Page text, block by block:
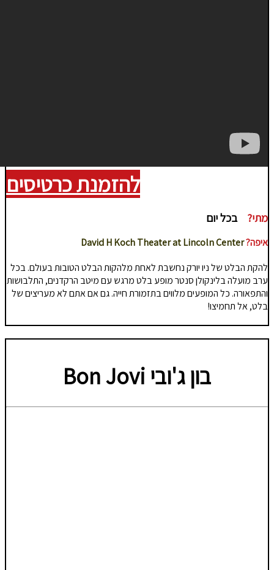
להזמנת כרטיסים
מתי? בכל יום
איפה?David H Koch Theater at Lincoln Center
להקת הבלט של ניו יורק נחשבת לאחת מלהקות הבלט הטובות בעולם. בכל
ערב מועלה בלינקולן סנטר מופע בלט מרגש עם מיטב הרקדנים, התלבושות
והתפאורה. כל המופעים מלווים בתזמורת חייה. גם אם אתם לא מעריצים של
בלט, אל תחמיצו!
בון ג'ובי Bon Jovi